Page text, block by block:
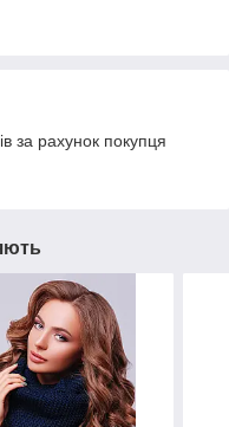
за рахунок покупця